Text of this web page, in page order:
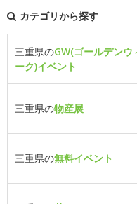
カテゴリから探す
三重県のGW(ゴールデンウ
ーク)イベント
三重県の物産展
三重県の無料イベント